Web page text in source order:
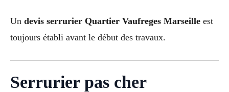
Un devis serrurier Quartier Vaufreges Marseille est
toujours établi avant le début des travaux.
Serrurier pas cher